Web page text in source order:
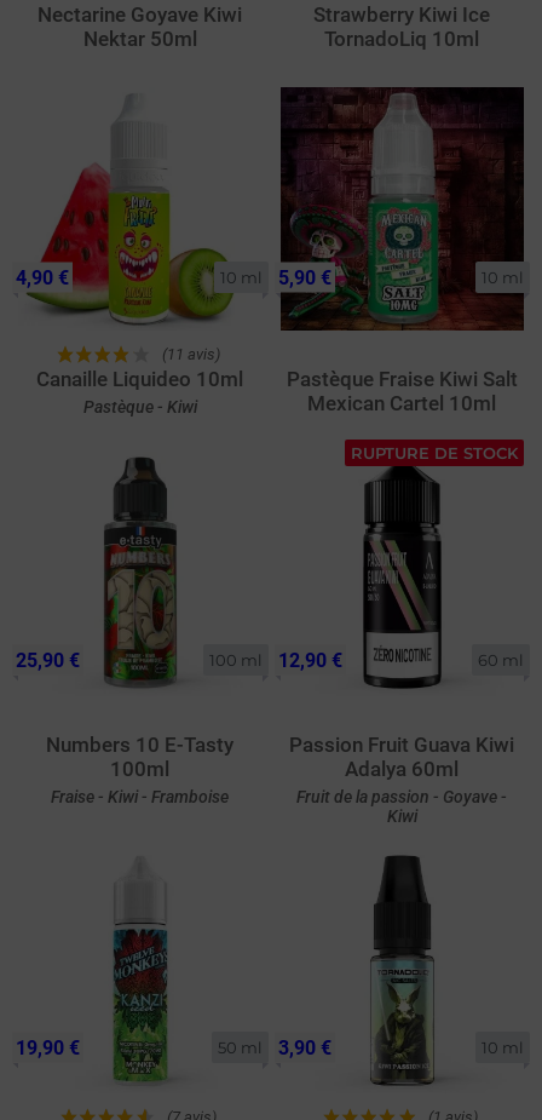
Nectarine Goyave Kiwi
Nektar 50ml
Strawberry Kiwi Ice
TornadoLiq 10ml
10 ml
(11 avis)
Canaille Liquideo 10ml
Pastèque - Kiwi
4,90 € 10 ml
Pastèque Fraise Kiwi Salt
Mexican Cartel 10ml
5,90 €
100 ml
Numbers 10 E-Tasty
100ml
Fraise - Kiwi - Framboise
25,90 €
RUPTURE DE STOCK
60 ml
Passion Fruit Guava Kiwi
Adalya 60ml
Fruit de la passion - Goyave -
Kiwi
12,90 €
50 ml
19,90 € 10 ml
3,90 €